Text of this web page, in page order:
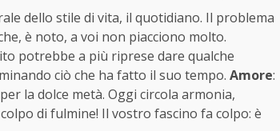
dello stile di vita, il quotidiano. Il problema
è noto, a voi non piacciono molto.
potrebbe a più riprese dare qualche
ciò che ha fatto il suo tempo. Amore:
la dolce metà. Oggi circola armonia,
di fulmine! Il vostro fascino fa colpo: è